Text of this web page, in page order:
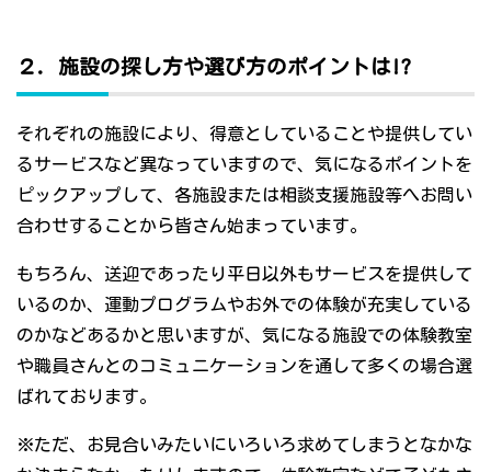
２．施設の探し方や選び方のポイントは!?
それぞれの施設により、得意としていることや提供してい
るサービスなど異なっていますので、気になるポイントを
ピックアップして、各施設または相談支援施設等へお問い
合わせすることから皆さん始まっています。
もちろん、送迎であったり平日以外もサービスを提供して
いるのか、運動プログラムやお外での体験が充実している
のかなどあるかと思いますが、気になる施設での体験教室
や職員さんとのコミュニケーションを通して多くの場合選
ばれております。
※ただ、お見合いみたいにいろいろ求めてしまうとなかな